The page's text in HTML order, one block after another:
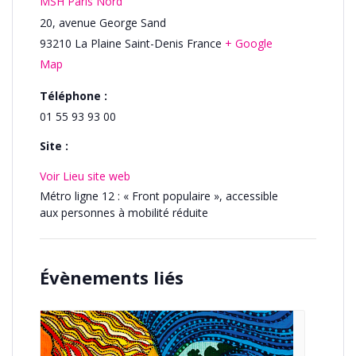
20, avenue George Sand
93210 La Plaine Saint-Denis France + Google
Map
Téléphone :
01 55 93 93 00
Site :
Voir Lieu site web
Métro ligne 12 : « Front populaire », accessible
aux personnes à mobilité réduite
Évènements liés